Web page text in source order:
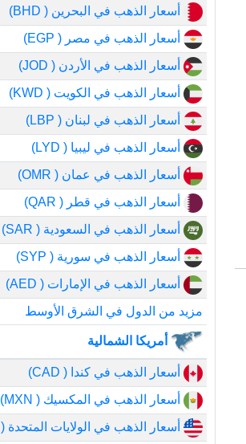
أسعار الذهب في البحرين ( BHD)
أسعار الذهب في مصر ( EGP)
أسعار الذهب في الأردن ( JOD)
أسعار الذهب في الكويت ( KWD)
أسعار الذهب في لبنان ( LBP)
أسعار الذهب في ليبيا ( LYD)
أسعار الذهب في عمان ( OMR)
أسعار الذهب في قطر ( QAR)
أسعار الذهب في السعودية ( SAR)
أسعار الذهب في سورية ( SYP)
أسعار الذهب في الإمارات ( AED)
مزيد من الدول في الشرق الأوسط
أمريكا الشمالية
أسعار الذهب في كندا ( CAD)
أسعار الذهب في المكسيك ( MXN)
أسعار الذهب في الولايات المتحدة ( USD)